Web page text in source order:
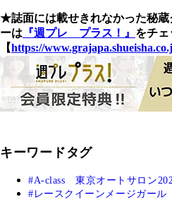
★誌面には載せきれなかった秘
ーは 『週プレ プラス！』 をチェ
【https://
キーワードタグ
A-class 東京オートサロン
レースクイーンメージガール